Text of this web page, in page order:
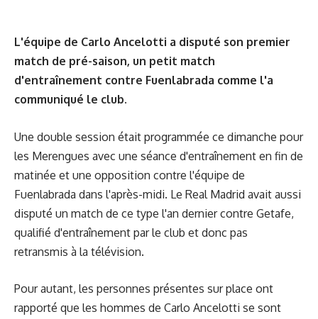
L'équipe de Carlo Ancelotti a disputé son premier
match de pré-saison, un petit match
d'entraînement contre Fuenlabrada comme l'a
communiqué le club.
Une double session était programmée ce dimanche pour
les Merengues avec une séance d'entraînement en fin de
matinée et une opposition contre l'équipe de
Fuenlabrada dans l'après-midi. Le Real Madrid avait aussi
disputé un match de ce type l'an dernier contre Getafe,
qualifié d'entraînement par le club et donc pas
retransmis à la télévision.
Pour autant, les personnes présentes sur place ont
rapporté que les hommes de Carlo Ancelotti se sont